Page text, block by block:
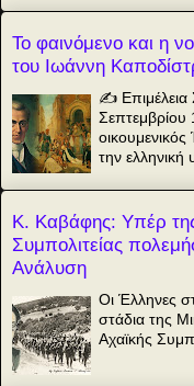
Το φαινόμενο και η
του Ιωάννη
✍️ Επιμέλεια
Σεπτεμβρίου
την ελληνική
Κ. Καβάφης: Υπέρ
Συμπολιτείας
Ανάλυση
Οι Έλληνες
στάδια της
Αχαϊκής